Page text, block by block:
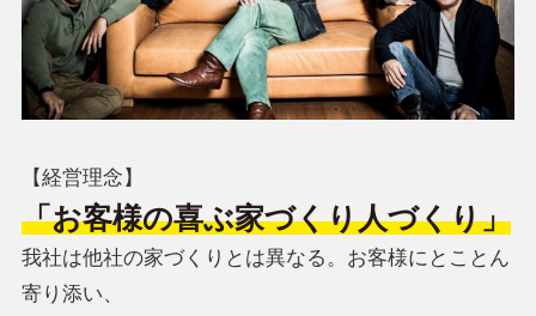
【経営理念】
「お客様の喜ぶ家づくり人づくり」
我社は他社の家づくりとは異なる。お客様にとことん
寄り添い、